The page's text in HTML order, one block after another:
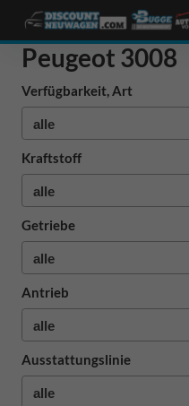
Peugeot 3008
Verfügbarkeit, Art
Kraftstoff
Getriebe
Antrieb
Ausstattungslinie